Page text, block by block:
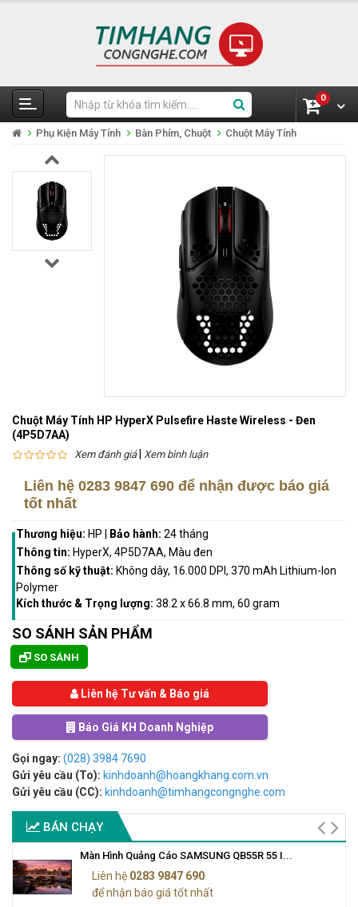
0
Phụ Kiện Máy Tính Bàn Phím, Chuột Chuột Máy Tính
Chuột Máy Tính HP HyperX Pulsefire Haste Wireless - Đen
(4P5D7AA)
Xem đánh giá| Xem bình luận
Liên hệ 0283 9847 690 để nhận được báo giá
tốt nhất
Thương hiệu: HP Bảo hành: 24 tháng
Thông tin: HyperX, 4P5D7AA, Màu đen
Thông số kỹ thuật: Không dây, 16.000 DPI, 370 mAh Lithium-Ion
Polymer
Kích thước & Trọng lượng: 38.2 x 66.8 mm, 60 gram
SO SÁNH SẢN PHẨM
SO SÁNH
Liên hệ Tư vấn & Báo giá
Báo Giá KH Doanh Nghiệp
Gọi ngay: (028) 3984 7690
Gửi yêu cầu (To): kinhdoanh@hoangkhang.com.vn
Gửi yêu cầu (CC): kinhdoanh@timhangcongnghe.com
BÁN CHẠY
Màn Hình Quảng Cáo SAMSUNG QB55R 55 I...
Liên hệ 0283 9847 690
để nhận báo giá tốt nhất